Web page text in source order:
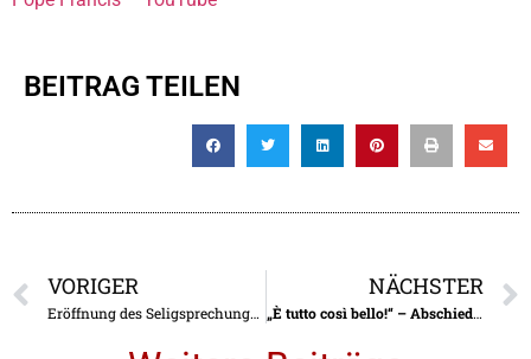
BEITRAG TEILEN
VORIGER
Eröffnung des Seligsprechungs-prozesses von Carmen Hernández
NÄCHSTER
„È tutto così bello!“ –Abschied von Heidi Carpanese